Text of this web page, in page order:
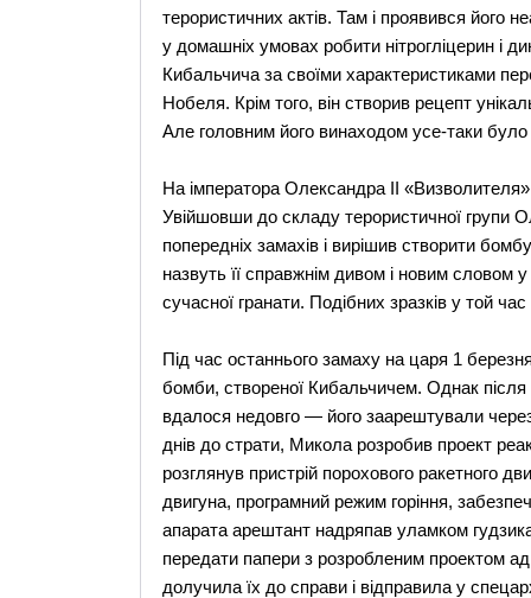
терористичних актів. Там і проявився його
у домашніх умовах робити нітрогліцерин і
Кибальчича за своїми характеристиками
Нобеля. Крім того, він створив рецепт
Але головним його винаходом усе-таки
На імператора Олександра II «Визволителя»
Увійшовши до складу терористичної групи
попередніх замахів і вирішив створити
назвуть її справжнім дивом і новим словом
сучасної гранати. Подібних зразків у той
Під час останнього замаху на царя 1
бомби, створеної Кибальчичем. Однак
вдалося недовго — його заарештували через
днів до страти, Микола розробив проект
розглянув пристрій порохового ракетного
двигуна, програмний режим горіння,
апарата арештант надряпав уламком
передати папери з розробленим проектом
долучила їх до справи і відправила у